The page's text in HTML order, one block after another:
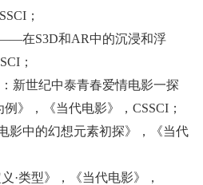
；
在S3D和AR中的沉浸和浮
；
新世纪中泰青春爱情电影一探
》，《当代电影》，CSSCI；
影中的幻想元素初探》，《当代
·类型》，《当代电影》，